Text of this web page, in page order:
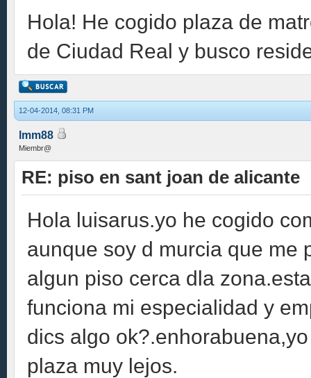
Hola! He cogido plaza de
de Ciudad Real y busco
12-04-2014, 08:31 PM
lmm88
Miembr@
RE: piso en sant joan de alicante
Hola luisarus.yo he cogido
aunque soy d murcia que me
algun piso cerca dla
funciona mi especialidad y
dics algo
plaza muy lejos.